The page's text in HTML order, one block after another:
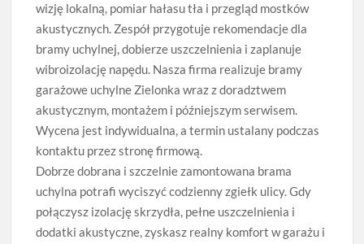
wizję lokalną, pomiar hałasu tła i przegląd mostków
akustycznych. Zespół przygotuje rekomendacje dla
bramy uchylnej, dobierze uszczelnienia i zaplanuje
wibroizolację napędu. Nasza firma realizuje bramy
garażowe uchylne Zielonka wraz z doradztwem
akustycznym, montażem i późniejszym serwisem.
Wycena jest indywidualna, a termin ustalany podczas
kontaktu przez stronę firmową.
Dobrze dobrana i szczelnie zamontowana brama
uchylna potrafi wyciszyć codzienny zgiełk ulicy. Gdy
połączysz izolację skrzydła, pełne uszczelnienia i
dodatki akustyczne, zyskasz realny komfort w garażu i